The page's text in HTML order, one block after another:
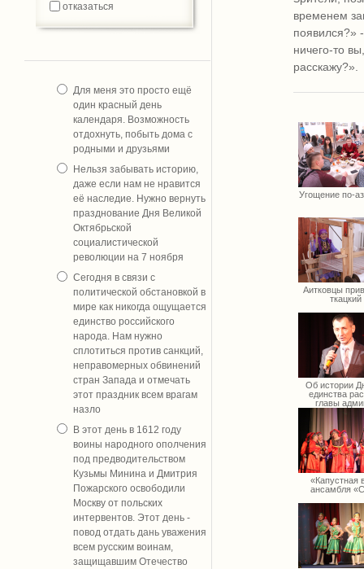
отказаться
Для меня это просто ещё
один красный день
календаря. Возможность
отдохнуть, побыть дома с
родными и друзьями
Нельзя забывать историю,
даже если нам не нравится
её наследие. Нужно вернуть
празднование Дня Великой
Октябрьской
социалистической
революции на 7 ноября
Сегодня в связи с
политической обстановкой в
мире как никогда ощущается
единство российского
народа. Нам нужно
сплотиться против санкций,
неправомерных обвинений
стран Запада и отмечать
этот праздник всем врагам
назло
В этот день в 1612 году
воины народного ополчения
под предводительством
Кузьмы Минина и Дмитрия
Пожарского освободили
Москву от польских
интервентов. Этот день -
повод отдать дань уважения
всем русским воинам,
защищавшим Отечество
временем
появился?»
ничего-то
расскажу?».
Угощение по-
Аитковцы
ткацкий
Об истории
единства
главы
Лысьвы по
вопросам
«Капустная
ансамбля